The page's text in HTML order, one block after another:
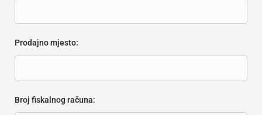
Prodajno mjesto:
Broj fiskalnog računa: